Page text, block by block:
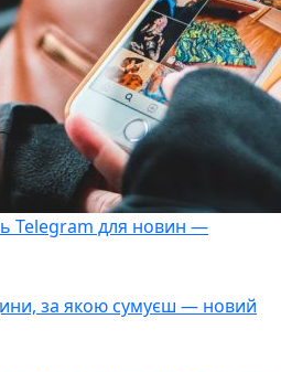
Telegram для новин —
за якою сумуєш — новий